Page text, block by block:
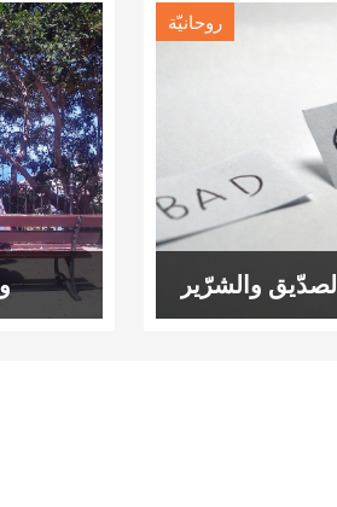
روحانيّة
الصدّيق والشرّير